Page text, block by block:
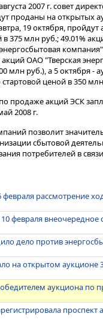
2007 г. совет
проданы на открытых
19 октября,
375 млн руб.; 49.01%
ОАО "Тверская
млн руб.), а 5 октября -
ценой в 350
продаже акций ЭСК
2008 г.
позволит
сбытовой
потребителей в
рассмотрение
февраля внеочередное
дело против
на открытом
аукциона по